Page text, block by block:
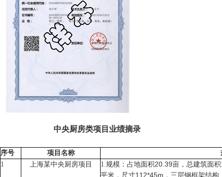
中央厨房类项目业绩摘录
序号 项目名称
1
上海某中央厨房项目 1.规模 ： 占地面积20.39亩，总建筑面积
平米，尺寸112*45m ，三层钢框架结构